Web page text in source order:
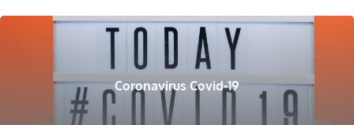
Coronavirus Covid-19